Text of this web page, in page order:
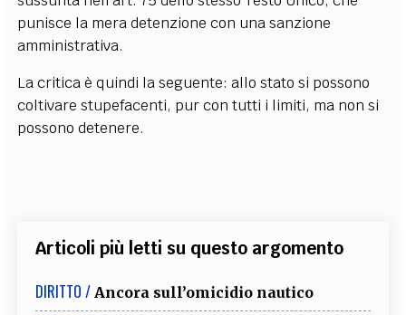
punisce la mera detenzione con una sanzione
amministrativa.
La critica è quindi la seguente: allo stato si possono
coltivare stupefacenti, pur con tutti i limiti, ma non si
possono detenere.
Articoli più letti su questo argomento
DIRITTO / Ancora sull’omicidio nautico